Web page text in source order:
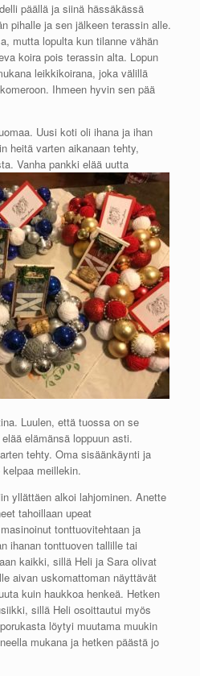
päällä ja siinä hässäkässä
pihalle ja sen jälkeen terassin alle.
mutta lopulta kun tilanne vähän
koira pois terassin alta. Lopun
leikkikoirana, joka välillä
Ihmeen hyvin sen pää
Uusi koti oli ihana ja ihan
heitä varten aikanaan tehty,
Vanha pankki elää uutta
Luulen, että tuossa on se
elämänsä loppuun asti.
tehty. Oma sisäänkäynti ja
meillekin.
yllättäen alkoi lahjominen. Anette
tahoillaan upeat
tonttuovitehtaan ja
ihanan tonttuoven tallille tai
kaikki, sillä Heli ja Sara olivat
aivan uskomattoman näyttävät
kuin haukkoa henkeä. Hetken
sillä Heli osoittautui myös
löytyi muutama muukin
mukana ja hetken päästä jo